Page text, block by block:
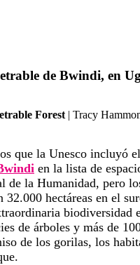
de Bwindi, en
Forest| Tracy
que la Unesco incluyó el
en la lista de
de la Humanidad, pero
32.000 hectáreas en el
biodiversidad
de árboles y más de
de los gorilas, los